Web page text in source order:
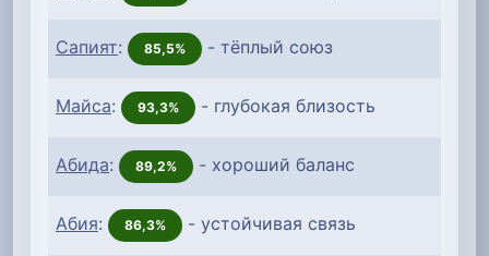
Сапият: 85,5% - тёплый союз
Майса: 93,3% - глубокая близость
Абида: 89,2% - хороший баланс
Абия: 86,3% - устойчивая связь